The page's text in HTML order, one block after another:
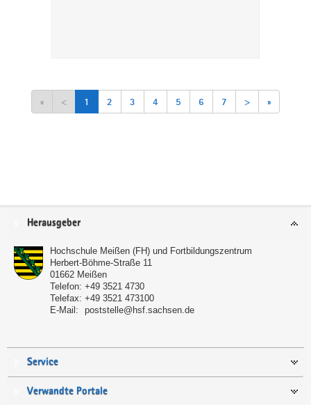
« < 1 2 3 4 5 6 7 > »
Service
Herausgeber
Hochschule Meißen (FH) und Fortbildungszentrum
Herbert-Böhme-Straße 11
01662 Meißen
Telefon: +49 3521 4730
Telefax: +49 3521 473100
E-Mail:
poststelle@hsf.sachsen.de
Service
Verwandte Portale